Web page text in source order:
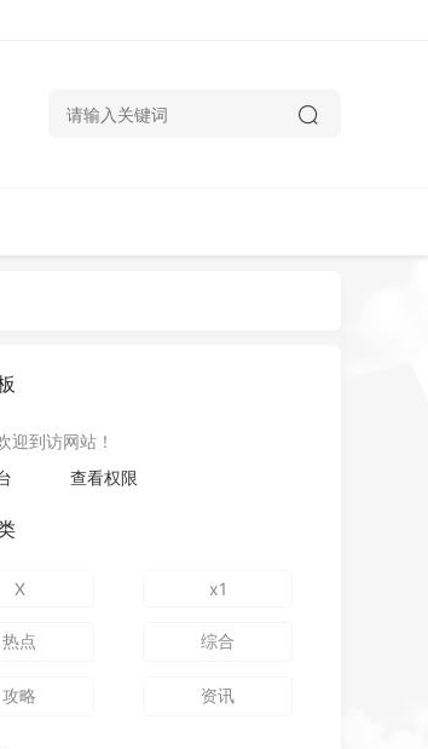
迎到访网站！
查看权限
X x1
热点 综合
攻略 资讯